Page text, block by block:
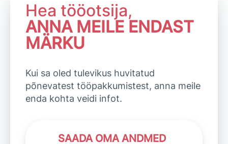
Hea tööotsija,
ANNA MEILE ENDAST
MÄRKU
Kui sa oled tulevikus huvitatud
põnevatest tööpakkumistest, anna meile
enda kohta veidi infot.
SAADA OMA ANDMED